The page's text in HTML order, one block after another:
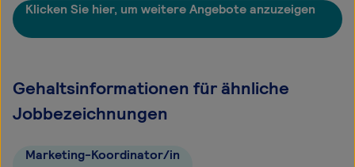
Klicken Sie hier, um weitere Angebote anzuzeigen
Gehaltsinformationen für ähnliche
Jobbezeichnungen
Marketing-Koordinator/in